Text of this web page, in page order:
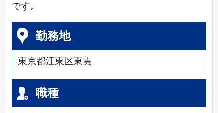
です。
勤務地
東京都江東区東雲
職種